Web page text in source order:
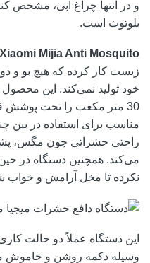
و در انتها چراغ آبی، مشخص
بلوتوث است.
Xiaomi Mijia Anti Mosquito
زیست کار کرده که هیچ بو و
30 متر مکعب را تحت پوشش
مناسب برای استفاده در بین
راحتی حشراتی چون مگس،
می‌کند. همچنین دستگاه در
نکرده تا مخل آرامش و خواب
این دستگاه عملاً دو حالت
وسیله دکمه روشن و خاموش